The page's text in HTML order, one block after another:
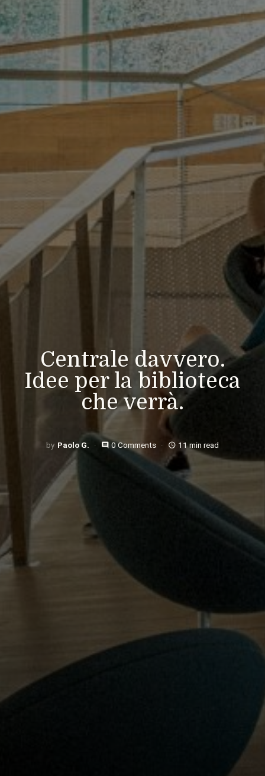
Centrale davvero.
Idee per la biblioteca
che verrà.
Paolo G. comment 0 Comments access_time 11 min read